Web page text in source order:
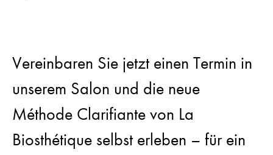
Vereinbaren Sie jetzt einen Termin in
unserem Salon und die neue
Méthode Clarifiante von La
Biosthétique selbst erleben – für ein